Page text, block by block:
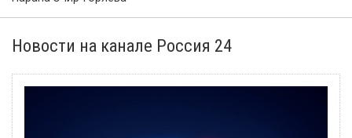
Новости на канале Россия 24